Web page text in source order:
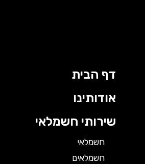
דף הבית
אודותינו
שירותי חשמלאי
חשמלאי
חשמלאים